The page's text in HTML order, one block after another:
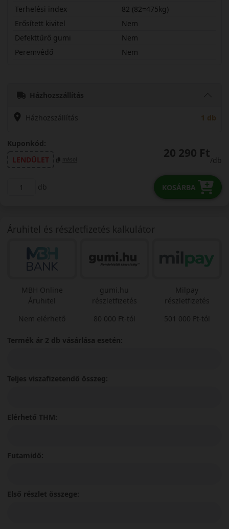
Terhelési index
82 (82=475kg)
Erősített kivitel
Nem
Defekttűrő gumi
Nem
Peremvédő
Nem
Házhozszállítás
Házhozszállítás 1 db
Kuponkód:
LENDÜLET
másol 20 290 Ft
/db
db KOSÁRBA
Áruhitel és részletfizetés kalkulátor
MBH Online
Áruhitel
Nem elérhető
gumi.hu
részletfizetés
80 000 Ft-tól
Milpay
részletfizetés
501 000 Ft-tól
Termék ár 2 db vásárlása esetén:
Teljes viszafizetendő összeg:
Elérhető THM:
Futamidő:
Első részlet összege: